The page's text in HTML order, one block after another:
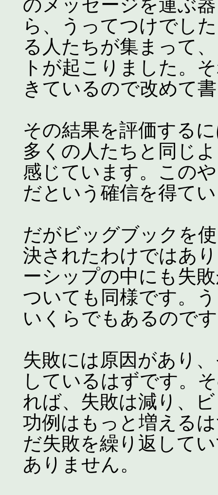
のメッセージを運ぶ
ら、うってつけでし
る人たちが集まって
トが起こりました。
きているので改めて
その結果を評価する
多くの人たちと同じ
感じています。この
だという確信を得て
だがビッグブックを
決されたわけではあ
ーシップの中にも失
ついても同様です。
いくらでもあるので
失敗には原因があり
しているはずです。
れば、失敗は減り、
功例はもっと増える
だ失敗を繰り返して
ありません。